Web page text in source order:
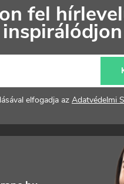
fel
inspirálódjon
elfogadja az Adatvédelmi